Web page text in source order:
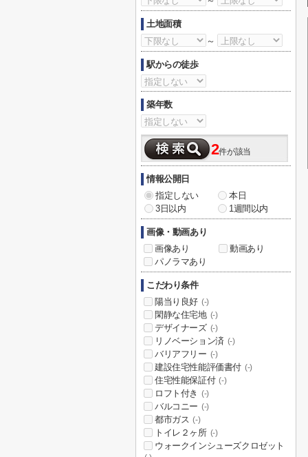
土地面積
～
駅からの徒歩
築年数
2件が該当
情報公開日
指定しない
本日
3日以内
1週間以内
画像・動画あり
画像あり
動画あり
パノラマあり
こだわり条件
陽当り良好 (-)
閑静な住宅地 (-)
デザイナーズ (-)
リノベーション済 (-)
バリアフリー (-)
建設住宅性能評価書付 (-)
住宅性能保証付 (-)
ロフト付き (-)
バルコニー (-)
都市ガス (-)
トイレ２ヶ所 (-)
ウォークインシューズクロゼット